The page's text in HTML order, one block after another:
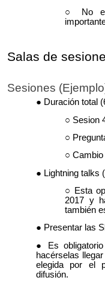
No
Salas de
Sesiones
Duración total
Sesion
Lightning talks
Esta
2017 y
también
Presentar las
Es
hacérselas
elegida por el
difusión.